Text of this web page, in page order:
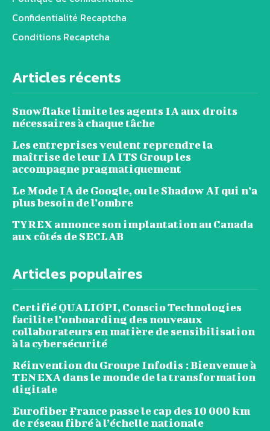
Confidentialité Recaptcha
Conditions Recaptcha
Articles récents
Snowflake limite les agents IA aux droits
nécessaires à chaque tâche
Les entreprises veulent reprendre la
maîtrise de leur IA ITS Group les
accompagne pragmatiquement
Le Mode IA de Google, ou le Shadow AI qui n’a
plus besoin de l’ombre
TYREX annonce son implantation au Canada
aux côtés de SECLAB
Articles populaires
Certifié QUALIOPI, Conscio Technologies
facilite l’onboarding des nouveaux
collaborateurs en matière de sensibilisation
à la cybersécurité
Réinvention du Groupe Infodis : Bienvenue à
TENEXA dans le monde de la transformation
digitale
Eurofiber France passe le cap des 10 000 km
de réseau fibré à l’échelle nationale